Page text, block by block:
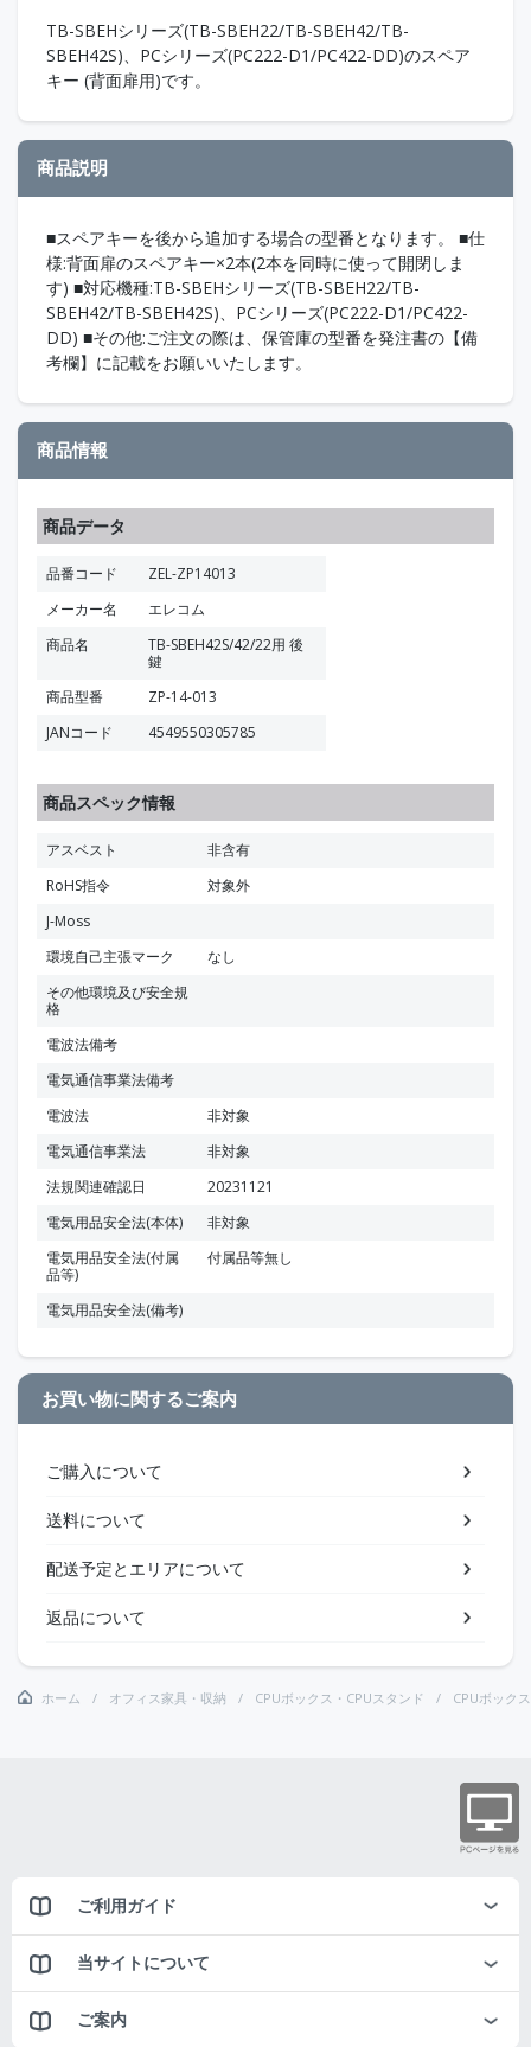
TB-SBEHシリーズ(TB-SBEH22/TB-SBEH42/TB-
SBEH42S)、PCシリーズ(PC222-D1/PC422-DD)のスペア
キー (背面扉用)です。
商品説明
■スペアキーを後から追加する場合の型番となります。 ■仕
様:背面扉のスペアキー×2本(2本を同時に使って開閉しま
す) ■対応機種:TB-SBEHシリーズ(TB-SBEH22/TB-
SBEH42/TB-SBEH42S)、PCシリーズ(PC222-D1/PC422-
DD) ■その他:ご注文の際は、保管庫の型番を発注書の【備
考欄】に記載をお願いいたします。
商品情報
商品データ
品番コード
ZEL-ZP14013
メーカー名
エレコム
商品名
TB-SBEH42S/42/22用 後
鍵
商品型番
ZP-14-013
JANコード
4549550305785
商品スペック情報
アスベスト
非含有
RoHS指令
対象外
J-Moss
環境自己主張マーク
なし
その他環境及び安全規
格
電波法備考
電気通信事業法備考
電波法
非対象
電気通信事業法
非対象
法規関連確認日
20231121
電気用品安全法(本体)
非対象
電気用品安全法(付属
品等)
付属品等無し
電気用品安全法(備考)
お買い物に関するご案内
ご購入について
送料について
配送予定とエリアについて
返品について
ホーム オフィス家具・収納 CPUボックス・CPUスタンド CPUボック
ご利用ガイド
当サイトについて
ご案内